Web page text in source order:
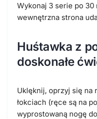
Wykonaj 3 serie po 30
wewnętrzna strona
Huśtawka z
doskonałe
Uklęknij, oprzyj się na
łokciach (ręce są na
wyprostowaną nogę